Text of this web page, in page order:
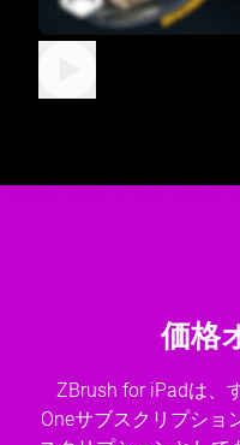
価格
ZBrush for iPadは、
Oneサブスクリプショ